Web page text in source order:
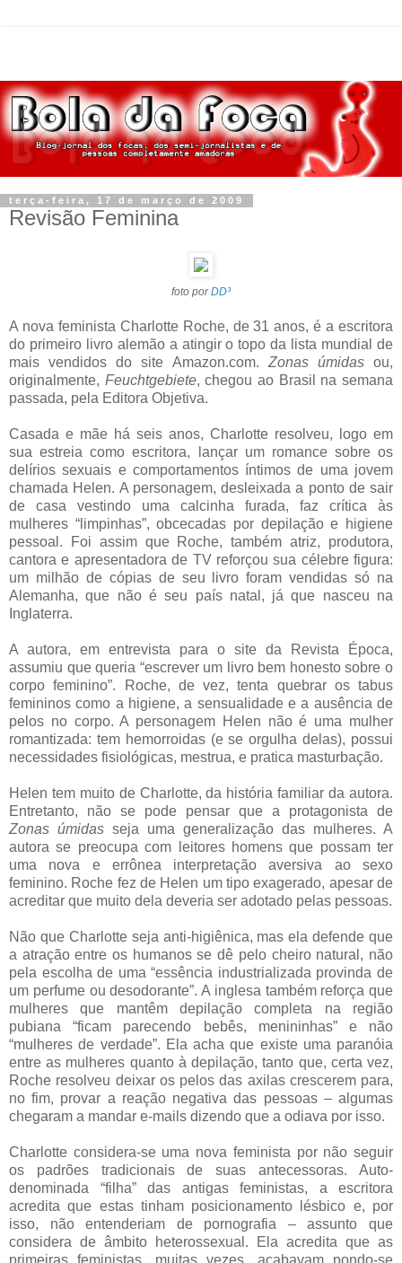
terça-feira, 17 de março de 2009
Revisão Feminina
foto porDD³
A nova feminista Charlotte Roche, de 31 anos, é a escritora
do primeiro livro alemão a atingir o topo da lista mundial de
mais vendidos do site Amazon.com. Zonas úmidasou,
originalmente, Feuchtgebiete, chegou ao Brasil na semana
passada, pela Editora Objetiva.
Casada e mãe há seis anos, Charlotte resolveu, logo em
sua estreia como escritora, lançar um romance sobre os
delírios sexuais e comportamentos íntimos de uma jovem
chamada Helen. A personagem, desleixada a ponto de sair
de casa vestindo uma calcinha furada, faz crítica às
mulheres “limpinhas”, obcecadas por depilação e higiene
pessoal. Foi assim que Roche, também atriz, produtora,
cantora e apresentadora de TV reforçou sua célebre figura:
um milhão de cópias de seu livro foram vendidas só na
Alemanha, que não é seu país natal, já que nasceu na
Inglaterra.
A autora, em entrevista para o site da Revista Época,
assumiu que queria “escrever um livro bem honesto sobre o
corpo feminino”. Roche, de vez, tenta quebrar os tabus
femininos como a higiene, a sensualidade e a ausência de
pelos no corpo. A personagem Helen não é uma mulher
romantizada: tem hemorroidas (e se orgulha delas), possui
necessidades fisiológicas, mestrua, e pratica masturbação.
Helen tem muito de Charlotte, da história familiar da autora.
Entretanto, não se pode pensar que a protagonista de
Zonas úmidas seja uma generalização das mulheres. A
autora se preocupa com leitores homens que possam ter
uma nova e errônea interpretação aversiva ao sexo
feminino. Roche fez de Helen um tipo exagerado, apesar de
acreditar que muito dela deveria ser adotado pelas pessoas.
Não que Charlotte seja anti-higiênica, mas ela defende que
a atração entre os humanos se dê pelo cheiro natural, não
pela escolha de uma “essência industrializada provinda de
um perfume ou desodorante”. A inglesa também reforça que
mulheres que mantêm depilação completa na região
pubiana “ficam parecendo bebês, menininhas” e não
“mulheres de verdade”. Ela acha que existe uma paranóia
entre as mulheres quanto à depilação, tanto que, certa vez,
Roche resolveu deixar os pelos das axilas crescerem para,
no fim, provar a reação negativa das pessoas – algumas
chegaram a mandar e-mails dizendo que a odiava por isso.
Charlotte considera-se uma nova feminista por não seguir
os padrões tradicionais de suas antecessoras. Auto-
denominada “filha” das antigas feministas, a escritora
acredita que estas tinham posicionamento lésbico e, por
isso, não entenderiam de pornografia – assunto que
considera de âmbito heterossexual. Ela acredita que as